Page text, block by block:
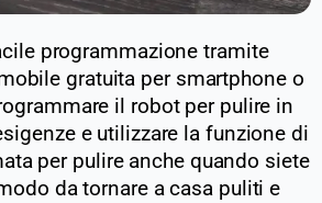
programmazione tramite
gratuita per smartphone o
il robot per pulire in
e utilizzare la funzione di
per pulire anche quando siete
da tornare a casa puliti e